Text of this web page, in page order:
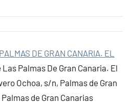
DE GRAN CANARIA. EL
Palmas De Gran Canaria. El
Ochoa, s/n, Palmas de Gran
de Gran Canarias